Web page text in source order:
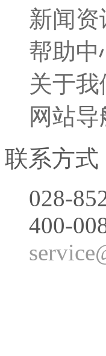
新闻资
帮助中
关于我
网站导
联系方式
028-
400-